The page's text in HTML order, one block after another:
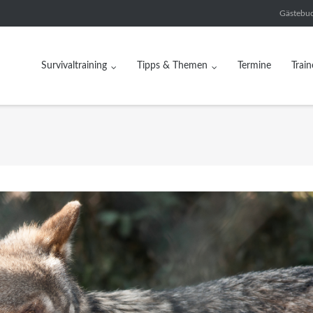
Survivaltraining Tipps & Themen Termine